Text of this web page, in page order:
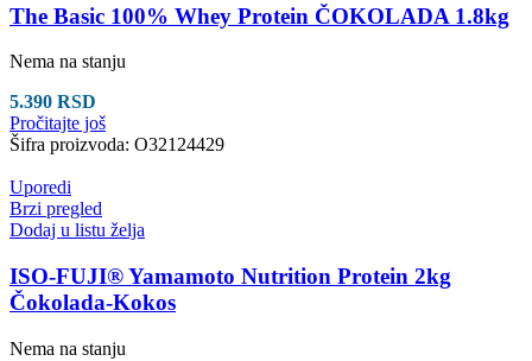
The Basic 100% Whey Protein ČOKOLADA 1.8kg
Nema na stanju
5.390 RSD
Pročitajte još
Šifra proizvoda: O32124429
Uporedi
Brzi pregled
Dodaj u listu želja
ISO-FUJI® Yamamoto Nutrition Protein 2kg
Čokolada-Kokos
Nema na stanju